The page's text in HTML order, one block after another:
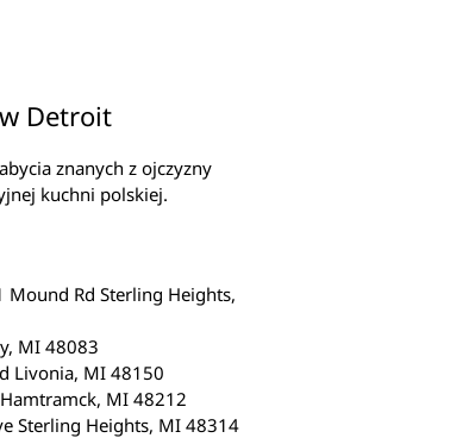
Detroit
znanych z ojczyzny
kuchni polskiej.
Mound Rd Sterling Heights,
MI 48083
Livonia, MI 48150
MI 48212
Sterling Heights, MI 48314